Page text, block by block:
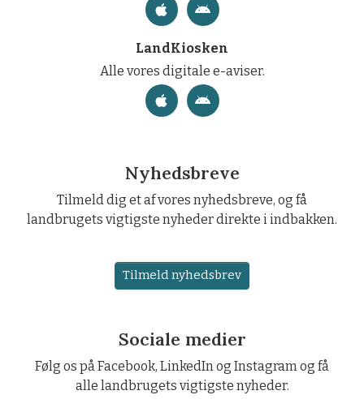
LandKiosken
Alle vores digitale e-aviser.
Nyhedsbreve
Tilmeld dig et af vores nyhedsbreve, og få
landbrugets vigtigste nyheder direkte i indbakken.
Tilmeld nyhedsbrev
Sociale medier
Følg os på Facebook, LinkedIn og Instagram og få
alle landbrugets vigtigste nyheder.